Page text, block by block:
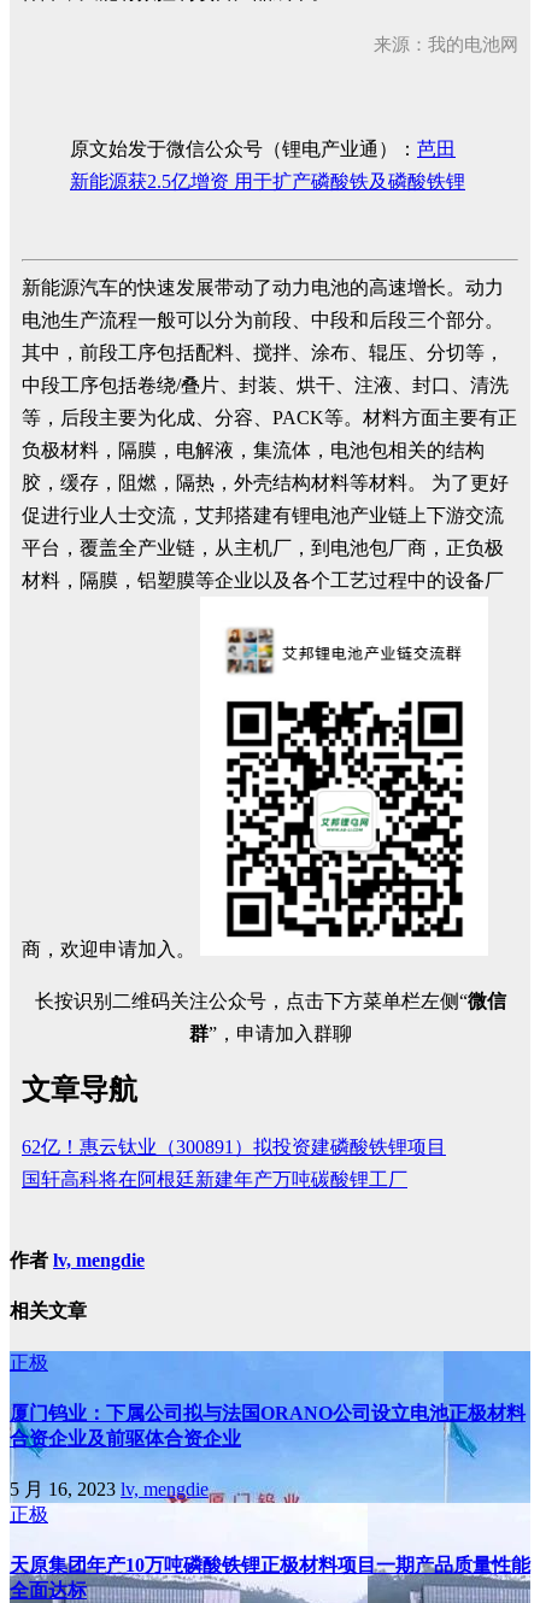
来源：我的电池网
原文始发于微信公众号（锂电产业通）： 芭田
新能源获2.5亿增资 用于扩产磷酸铁及磷酸铁锂
新能源汽车的快速发展带动了动力电池的高速增长。动力
电池生产流程一般可以分为前段、中段和后段三个部分。
其中，前段工序包括配料、搅拌、涂布、辊压、分切等，
中段工序包括卷绕/叠片、封装、烘干、注液、封口、清洗
等，后段主要为化成、分容、PACK等。材料方面主要有正
负极材料，隔膜，电解液，集流体，电池包相关的结构
胶，缓存，阻燃，隔热，外壳结构材料等材料。 为了更好
促进行业人士交流，艾邦搭建有锂电池产业链上下游交流
平台，覆盖全产业链，从主机厂，到电池包厂商，正负极
材料，隔膜，铝塑膜等企业以及各个工艺过程中的设备厂
商，欢迎申请加入。
长按识别二维码关注公众号，点击下方菜单栏左侧“微信
群”，申请加入群聊
文章导航
62亿！惠云钛业（300891）拟投资建磷酸铁锂项目
国轩高科将在阿根廷新建年产万吨碳酸锂工厂
作者 lv, mengdie
相关文章
正极
厦门钨业：下属公司拟与法国ORANO公司设立电池正极材料
合资企业及前驱体合资企业
5 月 16, 2023 lv, mengdie
正极
天原集团年产10万吨磷酸铁锂正极材料项目一期产品质量性能
全面达标